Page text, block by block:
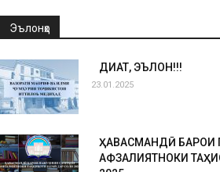
Эълонҳо
ДИҚҚАТ, ЭЪЛОН!!!
23.01.2025
ҲАВАСМАНДӢ
АФЗАЛИЯТНОКИ